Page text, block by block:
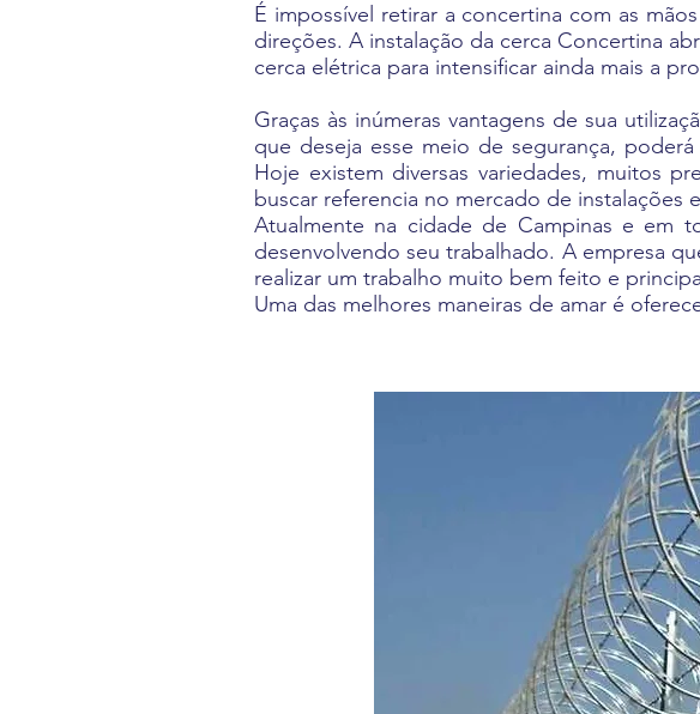
É impossível retirar a concertina com as
direções. A instalação da cerca Concertina
cerca elétrica para intensificar ainda mais a
Graças às inúmeras vantagens de sua
que deseja esse meio de segurança,
Hoje existem diversas variedades, muitos
buscar referencia no mercado de
Atualmente na cidade de Campinas e em
desenvolvendo seu trabalhado. A empresa
realizar um trabalho muito bem feito e
Uma das melhores maneiras de amar é